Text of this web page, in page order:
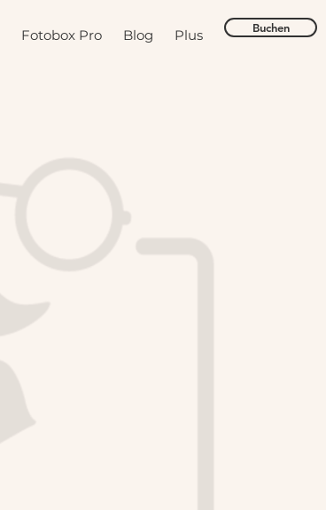
Fotobox Pro Blog Plus Buchen